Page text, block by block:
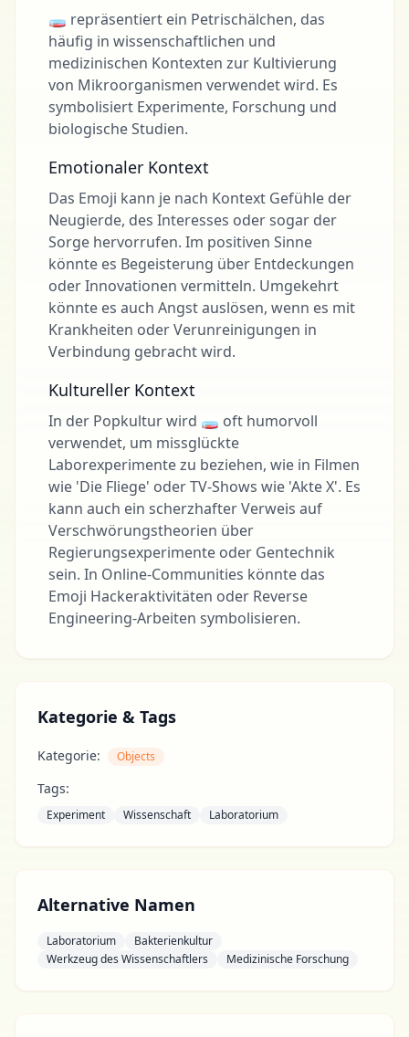
🧫 repräsentiert ein Petrischälchen, das
häufig in wissenschaftlichen und
medizinischen Kontexten zur Kultivierung
von Mikroorganismen verwendet wird. Es
symbolisiert Experimente, Forschung und
biologische Studien.
Emotionaler Kontext
Das Emoji kann je nach Kontext Gefühle der
Neugierde, des Interesses oder sogar der
Sorge hervorrufen. Im positiven Sinne
könnte es Begeisterung über Entdeckungen
oder Innovationen vermitteln. Umgekehrt
könnte es auch Angst auslösen, wenn es mit
Krankheiten oder Verunreinigungen in
Verbindung gebracht wird.
Kultureller Kontext
In der Popkultur wird 🧫 oft humorvoll
verwendet, um missglückte
Laborexperimente zu beziehen, wie in Filmen
wie 'Die Fliege' oder TV-Shows wie 'Akte X'. Es
kann auch ein scherzhafter Verweis auf
Verschwörungstheorien über
Regierungsexperimente oder Gentechnik
sein. In Online-Communities könnte das
Emoji Hackeraktivitäten oder Reverse
Engineering-Arbeiten symbolisieren.
Kategorie & Tags
Kategorie: Objects
Tags:
Experiment Wissenschaft Laboratorium
Alternative Namen
Laboratorium
Bakterienkultur
Werkzeug des Wissenschaftlers
Medizinische Forschung